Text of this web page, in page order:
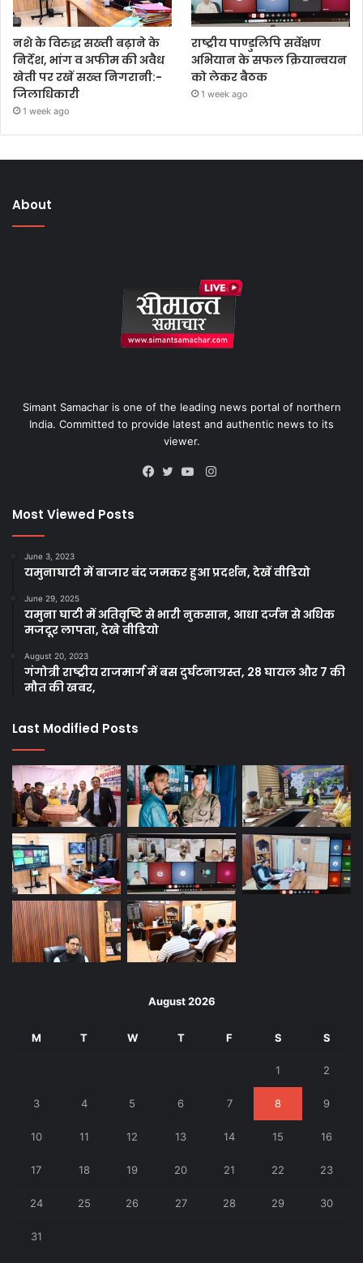
नशे के विरुद्ध सख्ती बढ़ाने के
निर्देश, भांग व अफीम की अवैध
खेती पर रखें सख्त निगरानी:-
जिलाधिकारी
1 week ago
राष्ट्रीय पाण्डुलिपि सर्वेक्षण
अभियान के सफल क्रियान्वयन
को लेकर बैठक
1 week ago
About
Simant Samachar is one of the leading news portal of northern
India. Committed to provide latest and authentic news to its
viewer.
Instagram
Most Viewed Posts
June 3, 2023
यमुनाघाटी में बाजार बंद जमकर हुआ प्रदर्शन, देखें वीडियो
June 29, 2025
यमुना घाटी में अतिवृष्टि से भारी नुकसान, आधा दर्जन से अधिक
मजदूर लापता, देखे वीडियो
August 20, 2023
गंगोत्री राष्ट्रीय राजमार्ग में बस दुर्घटनाग्रस्त, 28 घायल और 7 की
मौत की खबर,
Last Modified Posts
August 2026
M T W T F S S
1 2
3 4 5 6 7 8 9
10 11 12 13 14 15 16
17 18 19 20 21 22 23
24 25 26 27 28 29 30
31